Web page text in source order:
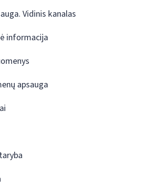
Vidinis kanalas
informacija
apsauga